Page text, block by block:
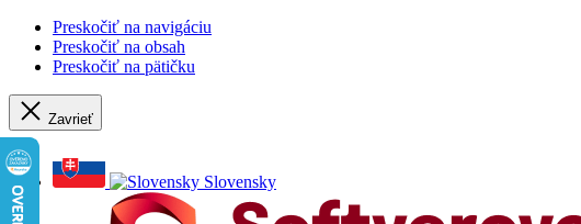
Preskočiť na navigáciu
Preskočiť na obsah
Preskočiť na pätičku
Zavrieť
Slovensky